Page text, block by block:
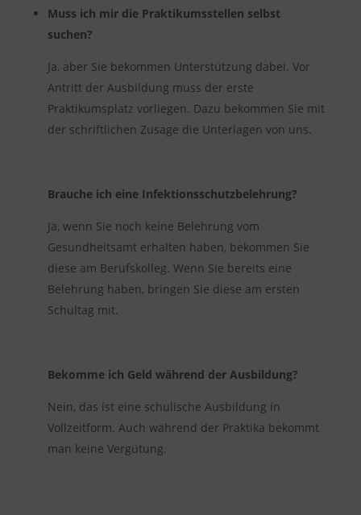
Muss ich mir die Praktikumsstellen selbst
suchen?
Ja, aber Sie bekommen Unterstützung dabei. Vor
Antritt der Ausbildung muss der erste
Praktikumsplatz vorliegen. Dazu bekommen Sie mit
der schriftlichen Zusage die Unterlagen von uns.
Brauche ich eine Infektionsschutzbelehrung?
Ja, wenn Sie noch keine Belehrung vom
Gesundheitsamt erhalten haben, bekommen Sie
diese am Berufskolleg. Wenn Sie bereits eine
Belehrung haben, bringen Sie diese am ersten
Schultag mit.
Bekomme ich Geld während der Ausbildung?
Nein, das ist eine schulische Ausbildung in
Vollzeitform. Auch während der Praktika bekommt
man keine Vergütung.